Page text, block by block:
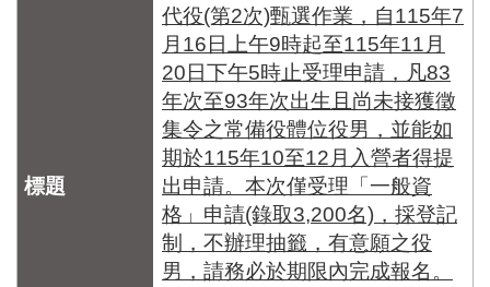
代役(第2次)甄選作業，自115年7
月16日上午9時起至115年11月
20日下午5時止受理申請，凡83
年次至93年次出生且尚未接獲徵
集令之常備役體位役男，並能如
期於115年10至12月入營者得提
出申請。本次僅受理「一般資
格」申請(錄取3,200名)，採登記
制，不辦理抽籤，有意願之役
男，請務必於期限內完成報名。